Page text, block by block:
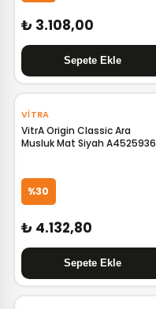
₺ 3.108,00
VITRA
VitrA Origin Classic Ara
Musluk Mat Siyah A4525936
%30
₺ 4.132,80